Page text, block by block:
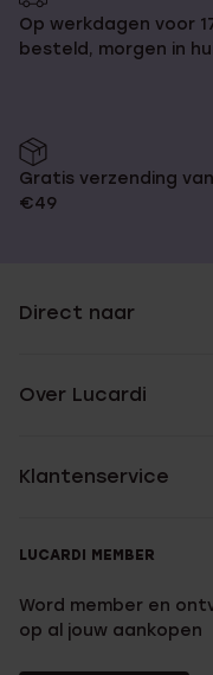
Op werkdagen voor
besteld, morgen in
Gratis verzending
€49
Direct naar
Over Lucardi
Klantenservice
LUCARDI MEMBER
Word member en
op al jouw aankopen